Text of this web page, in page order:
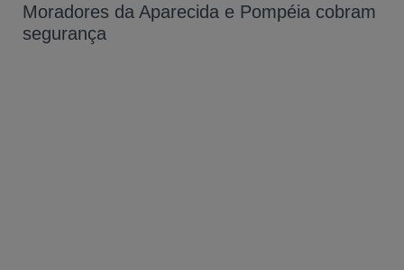
Moradores da Aparecida e Pompéia cobram
segurança